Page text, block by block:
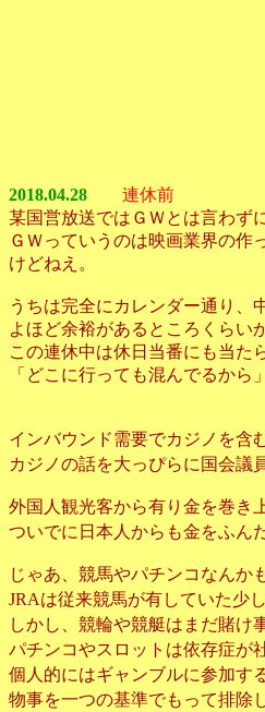
2018.04.28
連休前
某国営放送ではＧＷとは言わず
ＧＷっていうのは映画業界の作
けどねえ。
うちは完全にカレンダー通り、
よほど余裕があるところくらい
この連休中は休日当番にも当た
「どこに行っても混んでるから
インバウンド需要でカジノを含
カジノの話を大っぴらに国会議
外国人観光客から有り金を巻き
ついでに日本人からも金をふん
じゃあ、競馬やパチンコなんか
JRAは従来競馬が有していた少
しかし、競輪や競艇はまだ賭け
パチンコやスロットは依存症が
個人的にはギャンブルに参加す
物事を一つの基準でもって排除